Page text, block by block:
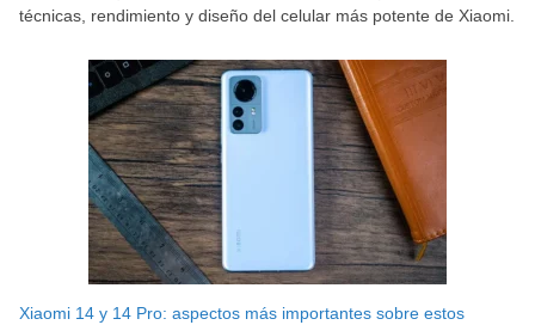
técnicas, rendimiento y diseño del celular más potente de Xiaomi.
Xiaomi 14 y 14 Pro: aspectos más importantes sobre estos